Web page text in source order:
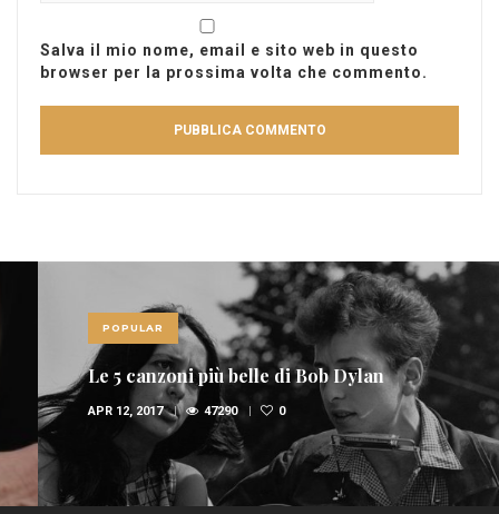
Salva il mio nome, email e sito web in questo
browser per la prossima volta che commento.
POPULAR
Le 5 canzoni più belle di Bob Dylan
APR 12, 2017 47290